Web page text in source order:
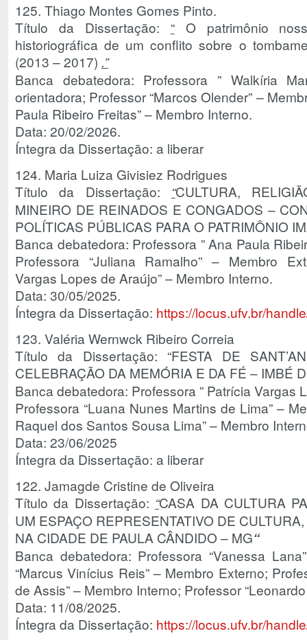
125. Thiago Montes Gomes Pinto.
Título da Dissertação: “O patrimônio
historiográfica de um conflito sobre o
(2013 – 2017) .”
Banca debatedora: Professora ” Walkíria
orientadora; Professor “Marcos Olender” –
Paula Ribeiro Freitas” – Membro Interno.
Data: 20/02/2026.
Íntegra da Dissertação: a liberar
124. Maria Luiza Givisiez Rodrigues
Título da Dissertação: “CULTURA,
MINEIRO DE REINADOS E CONGADOS –
POLÍTICAS PÚBLICAS PARA O PATRIMÔNIO
Banca debatedora: Professora ” Ana Paula
Professora “Juliana Ramalho” – Membro
Vargas Lopes de Araújo” – Membro Interno.
Data: 30/05/2025.
Íntegra da Dissertação: https://locus.ufv.br/
123. Valéria Wernwck Ribeiro Correia
Título da Dissertação: “FESTA DE
CELEBRAÇÃO DA MEMÓRIA E DA FÉ – IMBÉ
Banca debatedora: Professora ” Patrícia Vargas
Professora “Luana Nunes Martins de Lima” –
Raquel dos Santos Sousa Lima” – Membro
Data: 23/06/2025
Íntegra da Dissertação: a liberar
122. Jamagde Cristine de Oliveira
Título da Dissertação: “CASA DA CULTURA
UM ESPAÇO REPRESENTATIVO DE
NA CIDADE DE PAULA CÂNDIDO – MG“
Banca debatedora: Professora “Vanessa
“Marcus Vinícius Reis” – Membro Externo;
de Assis” – Membro Interno; Professor
Data: 11/08/2025.
Íntegra da Dissertação: https://locus.ufv.br/